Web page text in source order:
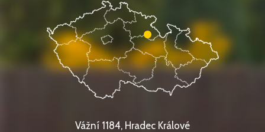
Vážní 1184, Hradec Králové